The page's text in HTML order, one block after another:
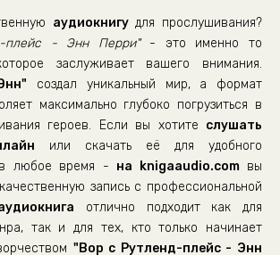
аудиокнигудля прослушивания?
плейс - Энн Перри"- это именно то
заслуживает вашего внимания.
создал уникальный мир, а формат
максимально глубоко погрузиться в
героев. Если вы хотите слушать
или скачать её для удобного
в любое время - на knigaaudio.comвы
запись с профессиональной
отлично подходит как для
так и для тех, кто только начинает
"Вор с Рутленд-плейс - Энн